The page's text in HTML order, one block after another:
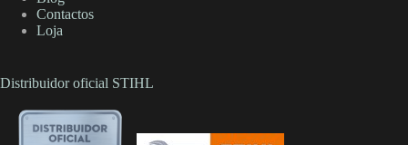
Contactos
Loja
Distribuidor oficial STIHL